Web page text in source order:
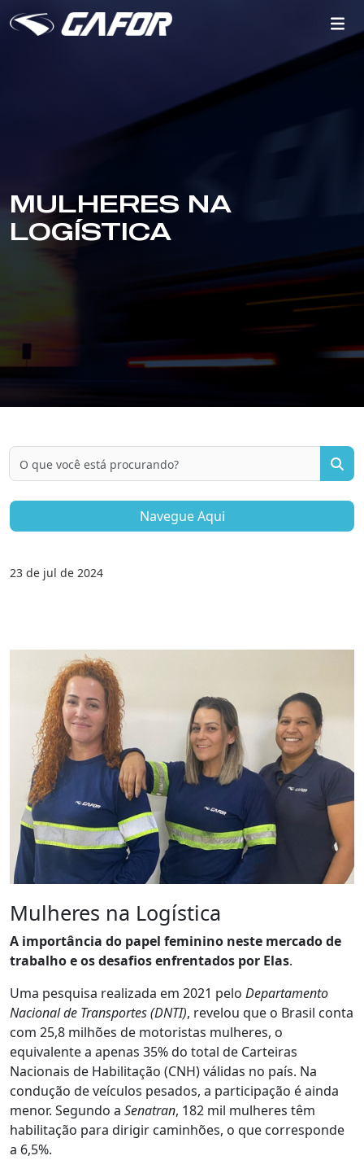
MULHERES NA
LOGÍSTICA
23 de jul de 2024
Mulheres na Logística
A importância do papel feminino neste mercado de
trabalho e os desafios enfrentados por Elas.
Uma pesquisa realizada em 2021 pelo Departamento
Nacional de Transportes (DNTI), revelou que o Brasil conta
com 25,8 milhões de motoristas mulheres, o
equivalente a apenas 35% do total de Carteiras
Nacionais de Habilitação (CNH) válidas no país. Na
condução de veículos pesados, a participação é ainda
menor. Segundo a Senatran, 182 mil mulheres têm
habilitação para dirigir caminhões, o que corresponde
a 6,5%.
Pesquisar por:
Navegue Aqui